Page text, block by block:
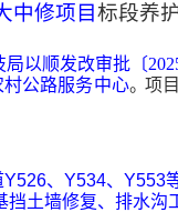
中修项目标段养
以顺发改审批〔
村公路服务中心。 项
Y526、 Y534、 Y553
土墙修复、排水沟